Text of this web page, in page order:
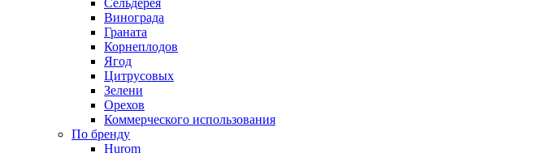
Cельдерея
Винограда
Граната
Корнеплодов
Ягод
Цитрусовых
Зелени
Орехов
Коммерческого использования
По бренду
Hurom